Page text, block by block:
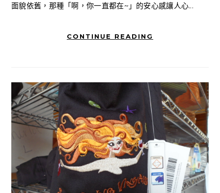
面貌依舊，那種「啊，你一直都在~」的安心感讓人心...
CONTINUE READING